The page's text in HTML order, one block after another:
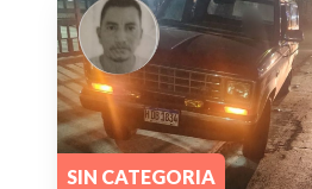
SIN CATEGORIA